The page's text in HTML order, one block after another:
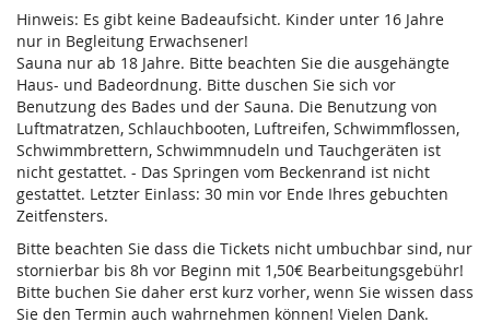
Hinweis: Es gibt keine Badeaufsicht. Kinder unter 16 Jahre
nur in Begleitung Erwachsener!
Sauna nur ab 18 Jahre. Bitte beachten Sie die ausgehängte
Haus- und Badeordnung. Bitte duschen Sie sich vor
Benutzung des Bades und der Sauna. Die Benutzung von
Luftmatratzen, Schlauchbooten, Luftreifen, Schwimmflossen,
Schwimmbrettern, Schwimmnudeln und Tauchgeräten ist
nicht gestattet. - Das Springen vom Beckenrand ist nicht
gestattet. Letzter Einlass: 30 min vor Ende Ihres gebuchten
Zeitfensters.
Bitte beachten Sie dass die Tickets nicht umbuchbar sind, nur
stornierbar bis 8h vor Beginn mit 1,50€ Bearbeitungsgebühr!
Bitte buchen Sie daher erst kurz vorher, wenn Sie wissen dass
Sie den Termin auch wahrnehmen können! Vielen Dank.